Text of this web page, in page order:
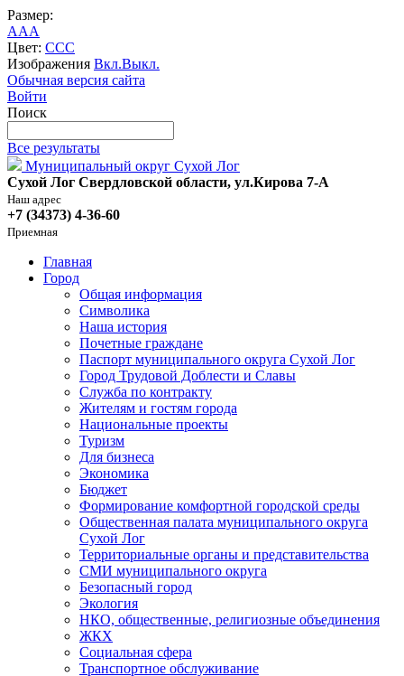
Размер:
AAA
Цвет: CCC
Изображения Вкл.Выкл.
Обычная версия сайта
Войти
Поиск
Все результаты
Муниципальный округ Сухой Лог
Сухой Лог Свердловской области, ул.Кирова 7-А
Наш адрес
+7 (34373) 4-36-60
Приемная
Главная
Город
Общая информация
Символика
Наша история
Почетные граждане
Паспорт муниципального округа Сухой Лог
Город Трудовой Доблести и Славы
Служба по контракту
Жителям и гостям города
Национальные проекты
Туризм
Для бизнеса
Экономика
Бюджет
Формирование комфортной городской среды
Общественная палата муниципального округа
Сухой Лог
Территориальные органы и представительства
СМИ муниципального округа
Безопасный город
Экология
НКО, общественные, религиозные объединения
ЖКХ
Социальная сфера
Транспортное обслуживание